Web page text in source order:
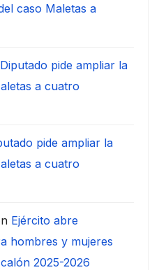
caso Maletas a
Diputado pide ampliar la
a cuatro
pide ampliar la
a cuatro
Ejército abre
hombres y mujeres
2025-2026